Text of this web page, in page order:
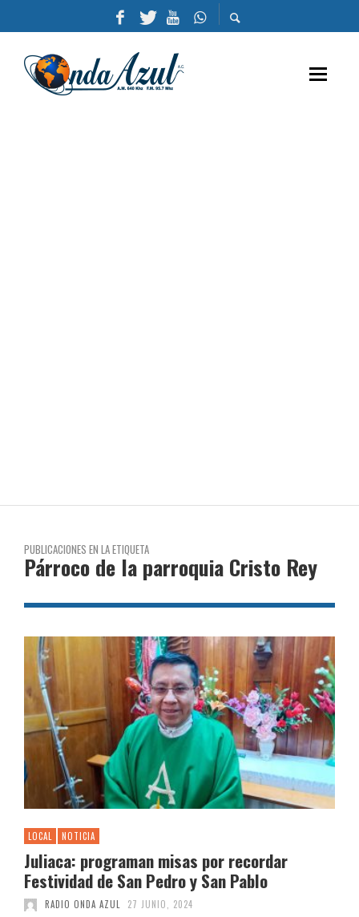
PUBLICACIONES EN LA ETIQUETA
Párroco de la parroquia Cristo Rey
LOCAL NOTICIA
Juliaca: programan misas por recordar
Festividad de San Pedro y San Pablo
RADIO ONDA AZUL 27 JUNIO, 2024